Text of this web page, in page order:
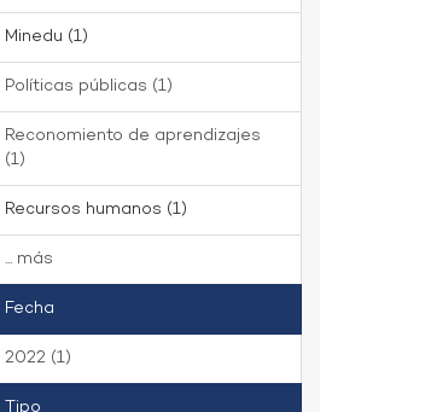
Minedu (1)
Políticas públicas (1)
Reconomiento de aprendizajes
(1)
Recursos humanos (1)
... más
Fecha
2022 (1)